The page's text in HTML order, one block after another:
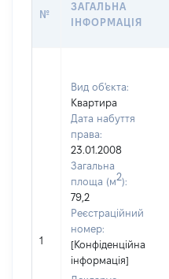
№
ЗАГАЛЬНА
ІНФОРМАЦІЯ
1
Вид об'єкта:
Квартира
Дата набуття
права:
23.01.2008
Загальна
площа (м2):
79,2
Реєстраційний
номер:
[Конфіденційна
інформація]